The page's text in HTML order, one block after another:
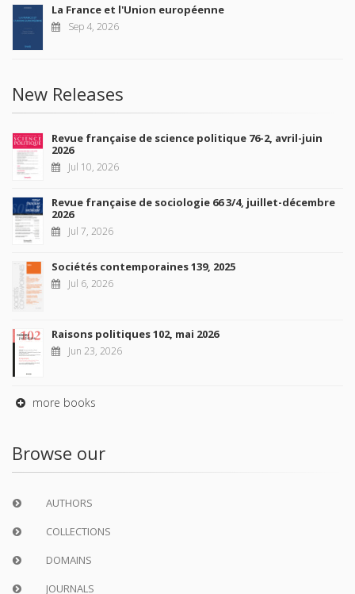
La France et l'Union européenne
Sep 4, 2026
New Releases
Revue française de science politique 76-2, avril-juin
2026
Jul 10, 2026
Revue française de sociologie 66 3/4, juillet-décembre
2026
Jul 7, 2026
Sociétés contemporaines 139, 2025
Jul 6, 2026
Raisons politiques 102, mai 2026
Jun 23, 2026
more books
Browse our
AUTHORS
COLLECTIONS
DOMAINS
JOURNALS